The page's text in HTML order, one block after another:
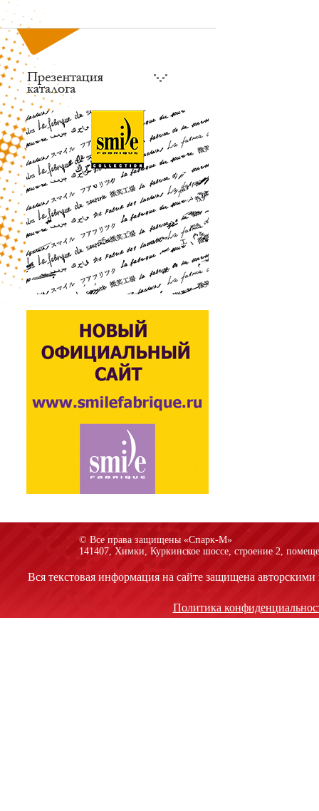
© Все права защищены «Спарк-M»
141407, Химки, Куркинское шоссе, строение 2,
Вся текстовая информация на сайте защищена
Политика